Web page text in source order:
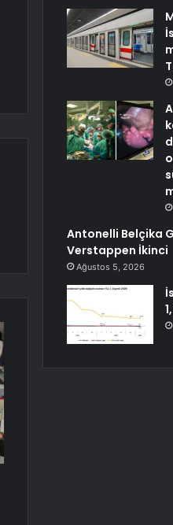
Antonelli Belçika
Verstappen İkinci
Ağustos 5, 2026